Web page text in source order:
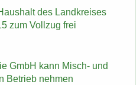
des Land­krei­ses
zum Voll­zug frei
GmbH kann Misch-​ und
Be­trieb neh­men